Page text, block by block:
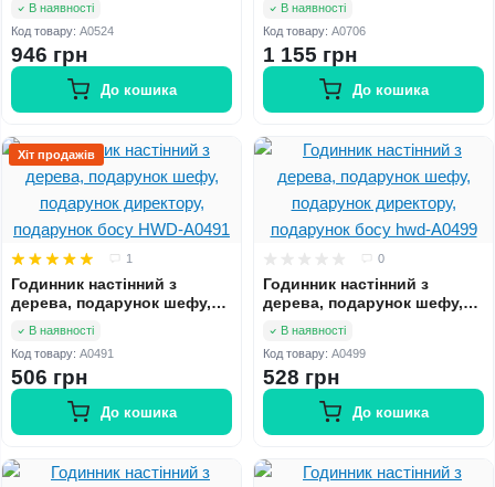
директору, подарунок босу
hwd-A0524
В наявності
Код товару: A0524
946 грн
До кошика
директору, подарунок босу
hwd-A0706
В наявності
Код товару: A0706
1 155 грн
До кошика
Хіт продажів
1
Годинник настінний з
дерева, подарунок шефу,
подарунок босу HWD-A0491
В наявності
Код товару: A0491
506 грн
До кошика
0
Годинник настінний з
дерева, подарунок шефу,
подарунок босу hwd-A0499
В наявності
Код товару: A0499
528 грн
До кошика